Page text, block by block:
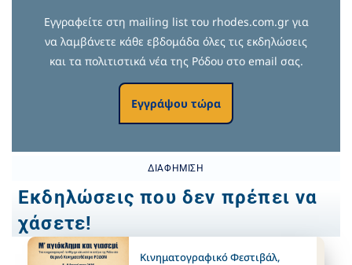
Εγγραφείτε στη mailing list του rhodes.com.gr για
να λαμβάνετε κάθε εβδομάδα όλες τις εκδηλώσεις
και τα πολιτιστικά νέα της Ρόδου στο email σας.
Εγγράψου τώρα
ΔΙΑΦΉΜΙΣΗ
Εκδηλώσεις που δεν πρέπει να
χάσετε!
Κινηματογραφικό Φεστιβάλ,